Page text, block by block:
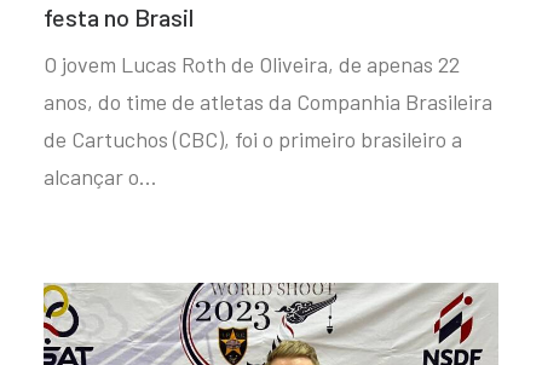
festa no Brasil
O jovem Lucas Roth de Oliveira, de apenas 22
anos, do time de atletas da Companhia Brasileira
de Cartuchos (CBC), foi o primeiro brasileiro a
alcançar o…